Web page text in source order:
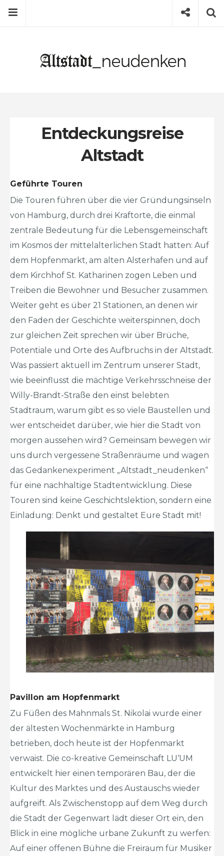
content
Menu Social
Entdeckungsreise
Altstadt
Geführte Touren
Die Touren führen über die vier Gründungsinseln
von Hamburg, durch drei Kraftorte, die einmal
zentrale Bedeutung für die Lebensgemeinschaft
im Kosmos der mittelalterlichen Stadt hatten: Auf
dem Hopfenmarkt, am alten Alsterhafen und auf
dem Kirchhof St. Katharinen zogen Leben und
Treiben die Bewohner und Besucher zusammen.
Weiter geht es über 21 Stationen, an denen wir
den Faden der Geschichte weiterspinnen, doch
zur gleichen Zeit sprechen wir über Brüche,
Potentiale und Orte des Aufbruchs in der Altstadt.
Was passiert aktuell im Zentrum unserer Stadt,
wie beeinflusst die mächtige Verkehrsschneise der
Willy-Brandt-Straße den einst belebten
Stadtraum, warum gibt es so viele Baustellen und
wer entscheidet darüber, wie hier die Stadt von
morgen aussehen wird? Gemeinsam bewegen wir
uns durch vergessene Straßenräume und wagen
das Gedankenexperiment „Altstadt_neudenken“
für eine nachhaltige Stadtentwicklung. Diese
Touren sind keine Geschichtslektion, sondern eine
Einladung: Denkt und gestaltet Eure Stadt mit!
Pavillon am Hopfenmarkt
Zu Füßen des Mahnmals St. Nikolai wurde einer
der ältesten Wochenmärkte in Hamburg
betrieben, doch heute ist der Hopfenmarkt
verwaist. Die co-kreative Gemeinschaft LU‘UM
entwickelt hier einen temporären Bau, der die
Kultur des Marktes und des Austauschs wieder
aufgreift. Als Zwischenstopp auf dem Weg durch
die Stadt der Gegenwart lädt dieser Ort ein, den
Blick in eine mögliche urbane Zukunft zu werfen:
Auf einer offenen Bühne die Freiraum für Musiker